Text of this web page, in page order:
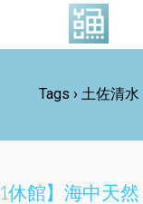
Tags › 土佐清水
休館】海中天然